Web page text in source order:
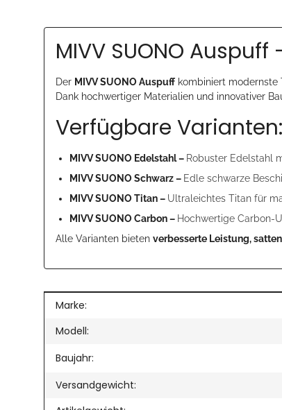
MIVV SUONO
Der MIVV SUONO Auspuff kombiniert modernste
Dank hochwertiger Materialien und innovativer
Verfügbare Varianten:
MIVV SUONO Edelstahl – Robuster Edelstahl
MIVV SUONO Schwarz – Edle schwarze
MIVV SUONO Titan – Ultraleichtes Titan für
MIVV SUONO Carbon – Hochwertige Carbon-
Alle Varianten bieten verbesserte Leistung,
Produkteigenschaft
Wert
Marke:
Modell:
Baujahr:
Versandgewicht: